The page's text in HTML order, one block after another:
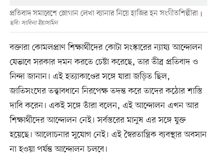
প্রতিবাদ সমাবেশে স্লোগান লেখা ব্যানার নিয়ে হাজির হন সংগীতশিল্পীরা
ছবি: সাবিনা ইয়াসমিন
বক্তারা কোমলপ্রাণ শিক্ষার্থীদের কোটা সংস্কারের ন্যায্য আন্দোলন
যেভাবে সরকার দমন করতে চেষ্টা করেছে, তার তীব্র প্রতিবাদ ও
নিন্দা জানান। এই হত্যাকাণ্ডের সঙ্গে যারা জড়িত ছিল,
জাতিসংঘের তত্ত্বাবধানে নিরপেক্ষ তদন্ত করে তাদের কঠোর শাস্তি
দাবি করেন। একই সঙ্গে তাঁরা বলেন, এই আন্দোলন এখন আর
শিক্ষার্থীদের আন্দোলন নেই। সর্বস্তরের মানুষ এর সঙ্গে যুক্ত
হয়েছে। আলোচনার সুযোগ নেই। এই স্বৈরতান্ত্রিক ব্যবস্থার অবসান
না হওয়া পর্যন্ত আন্দোলন চলবে।